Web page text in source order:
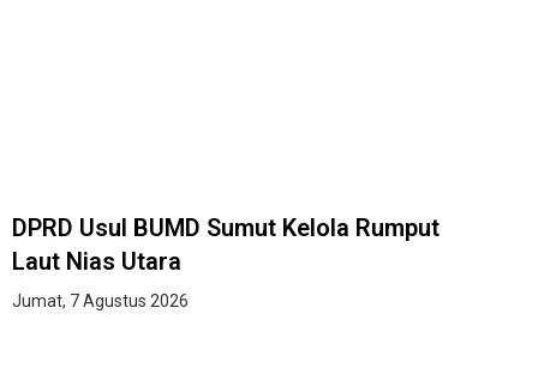
DPRD Usul BUMD Sumut Kelola Rumput
Laut Nias Utara
Jumat, 7 Agustus 2026